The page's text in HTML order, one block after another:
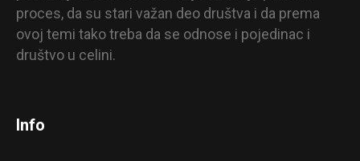
proces, da su stari važan deo društva i da prema
ovoj temi tako treba da se odnose i pojedinac i
društvo u celini.
Info